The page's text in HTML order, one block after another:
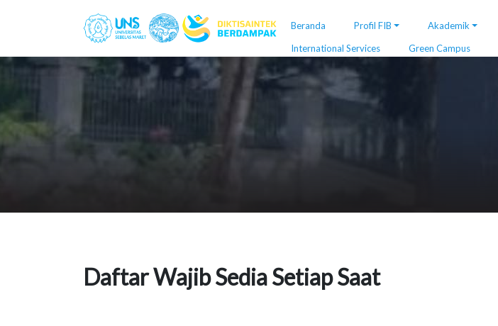
Beranda Profil FIB Akademik
International Services
Green Campus
Daftar Wajib Sedia Setiap Saat